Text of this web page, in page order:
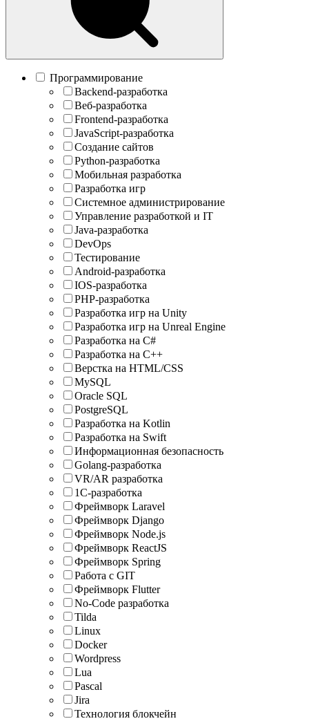
Программирование
Backend-разработка
Веб-разработка
Frontend-разработка
JavaScript-разработка
Создание сайтов
Python-разработка
Мобильная разработка
Разработка игр
Системное администрирование
Управление разработкой и IT
Java-разработка
DevOps
Тестирование
Android-разработка
IOS-разработка
PHP-разработка
Разработка игр на Unity
Разработка игр на Unreal Engine
Разработка на C#
Разработка на C++
Верстка на HTML/CSS
MySQL
Oracle SQL
PostgreSQL
Разработка на Kotlin
Разработка на Swift
Информационная безопасность
Golang-разработка
VR/AR разработка
1C-разработка
Фреймворк Laravel
Фреймворк Django
Фреймворк Node.js
Фреймворк ReactJS
Фреймворк Spring
Работа с GIT
Фреймворк Flutter
No-Code разработка
Tilda
Linux
Docker
Wordpress
Lua
Pascal
Jira
Технология блокчейн